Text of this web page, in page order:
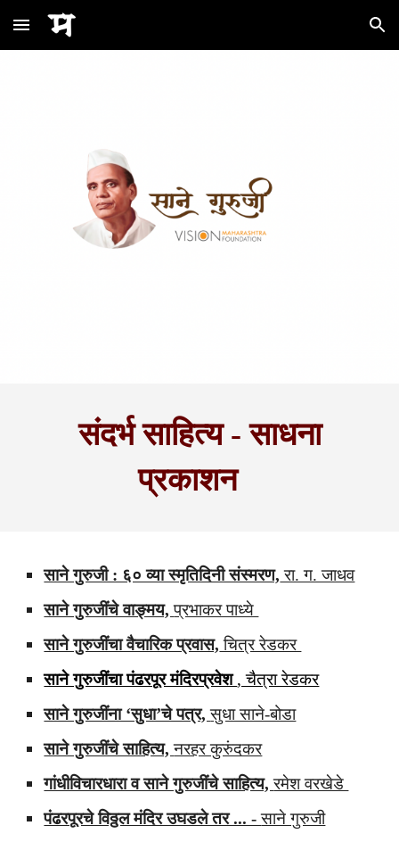
Skip to main content Skip to navigation
संदर्भ साहित्य - साधना
प्रकाशन
साने गुरुजी : ६० व्या स्मृतिदिनी संस्मरण, रा. ग. जाधव
साने गुरुजींचे वाङ्मय,प्रभाकर पाध्ये
साने गुरुजींचा वैचारिक प्रवास, चित्र रेडकर
साने गुरुजींचा पंढरपूर मंदिरप्रवेश, चैत्रा रेडकर
साने गुरुजींना ‘सुधा’चे पत्र,सुधा साने-बोडा
साने गुरुजींचे साहित्य,नरहर कुरुंदकर
गांधीविचारधारा व साने गुरुजींचे साहित्य,रमेश वरखेडे
पंढरपूरचे विठ्ठल मंदिर उघडले तर ... -साने गुरुजी